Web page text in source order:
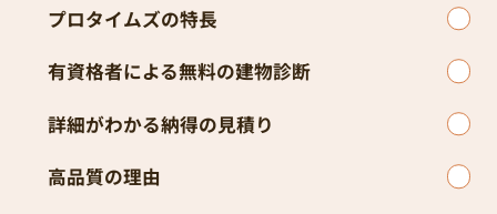
プロタイムズの特長
有資格者による無料の建物診断
詳細がわかる納得の見積り
高品質の理由